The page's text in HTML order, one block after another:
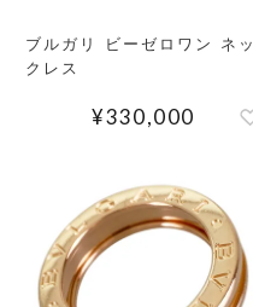
ブルガリ ビーゼロワン ネッ
クレス
¥330,000